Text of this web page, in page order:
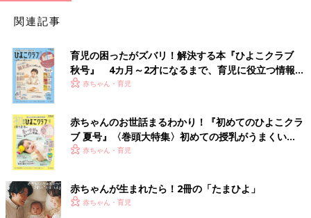
関連記事
育児の困ったがズバリ！解決する本『ひよこクラブ
秋号』 4カ月～2才になるまで、育児に役立つ情報が
いっぱい！
赤ちゃん・育児
赤ちゃんのお世話まるわかり！『初めてのひよこクラ
ブ 夏号』〈巻頭大特集〉初めての授乳がうまくい
く！ おっぱい・ミルクの基本と夏のトラブル 解決テ
赤ちゃん・育児
赤ちゃんが生まれたら！2冊の「たまひよ」
赤ちゃん・育児